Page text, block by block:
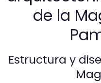
de la
Estructura y